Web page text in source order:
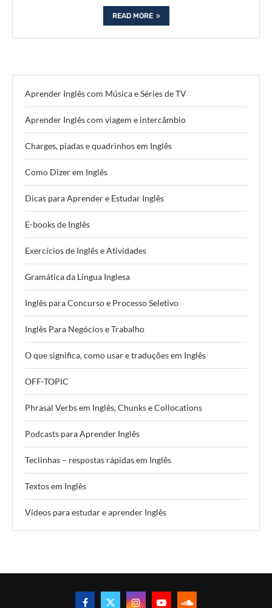
READ MORE
Aprender Inglês com Música e Séries de TV
Aprender Inglês com viagem e intercâmbio
Charges, piadas e quadrinhos em Inglês
Como Dizer em Inglês
Dicas para Aprender e Estudar Inglês
E-books de Inglês
Exercícios de Inglês e Atividades
Gramática da Língua Inglesa
Inglês para Concurso e Processo Seletivo
Inglês Para Negócios e Trabalho
O que significa, como usar e traduções em Inglês
OFF-TOPIC
Phrasal Verbs em Inglês, Chunks e Collocations
Podcasts para Aprender Inglês
Teclinhas – respostas rápidas em Inglês
Textos em Inglês
Vídeos para estudar e aprender Inglês